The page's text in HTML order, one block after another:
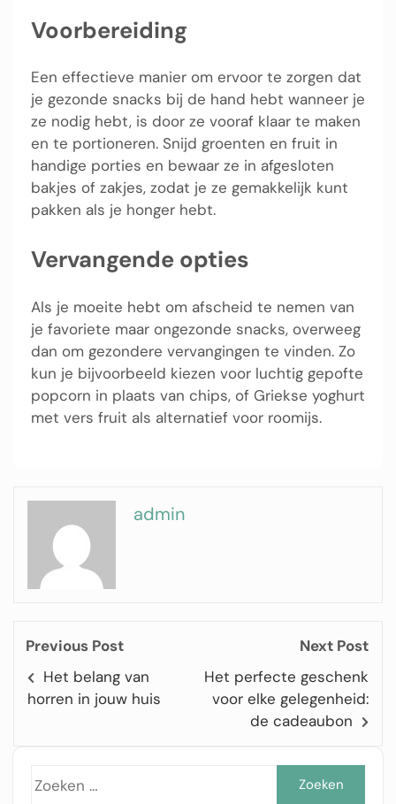
Voorbereiding
Een effectieve manier om ervoor te zorgen dat
je gezonde snacks bij de hand hebt wanneer je
ze nodig hebt, is door ze vooraf klaar te maken
en te portioneren. Snijd groenten en fruit in
handige porties en bewaar ze in afgesloten
bakjes of zakjes, zodat je ze gemakkelijk kunt
pakken als je honger hebt.
Vervangende opties
Als je moeite hebt om afscheid te nemen van
je favoriete maar ongezonde snacks, overweeg
dan om gezondere vervangingen te vinden. Zo
kun je bijvoorbeeld kiezen voor luchtig gepofte
popcorn in plaats van chips, of Griekse yoghurt
met vers fruit als alternatief voor roomijs.
admin
Previous Post
Het belang van
horren in jouw huis
Next Post
Het perfecte geschenk
voor elke gelegenheid:
de cadeaubon